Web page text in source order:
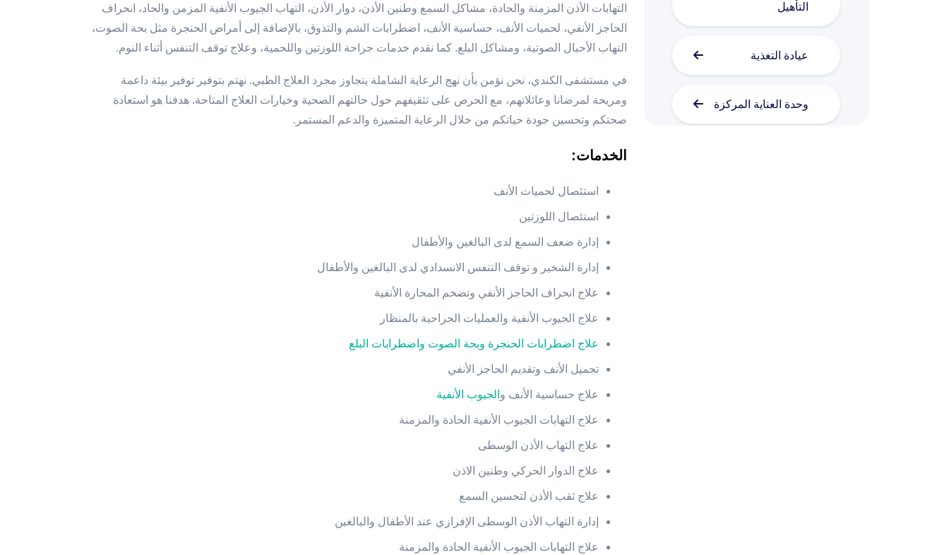
التأهيل
عيادة التغذية
وحدة العناية المركزة
التهابات الأذن المزمنة والحادة، مشاكل السمع وطنين الأذن، دوار الأذن، التهاب الجيوب الأنفية المزمن والحاد، انحراف
الحاجز الأنفي، لحميات الأنف، حساسية الأنف، اضطرابات الشم والتذوق، بالإضافة إلى أمراض الحنجرة مثل بحة الصوت،
التهاب الأحبال الصوتية، ومشاكل البلع. كما نقدم خدمات جراحة اللوزتين واللحمية، وعلاج توقف التنفس أثناء النوم.
في مستشفى الكندي، نحن نؤمن بأن نهج الرعاية الشاملة يتجاوز مجرد العلاج الطبي. نهتم بتوفير توفير بيئة داعمة
ومريحة لمرضانا وعائلاتهم، مع الحرص على تثقيفهم حول حالتهم الصحية وخيارات العلاج المتاحة. هدفنا هو استعادة
صحتكم وتحسين جودة حياتكم من خلال الرعاية المتميزة والدعم المستمر.
الخدمات:
استئصال لحميات الأنف
استئصال اللوزتين
إدارة ضعف السمع لدى البالغين والأطفال
إدارة الشخير و توقف التنفس الانسدادي لدى البالغين والأطفال
علاج انحراف الحاجز الأنفي وتضخم المحارة الأنفية
علاج الجيوب الأنفية والعمليات الجراحية بالمنظار
علاج اضطرابات الحنجرة وبحة الصوت واضطرابات البلع
تجميل الأنف وتقديم الحاجز الأنفي
علاج حساسية الأنف و الجيوب الأنفية
علاج التهابات الجيوب الأنفية الحادة والمزمنة
علاج التهاب الأذن الوسطى
علاج الدوار الحركي وطنين الاذن
علاج ثقب الأذن لتحسين السمع
إدارة التهاب الأذن الوسطى الإفرازي عند الأطفال والبالغين
علاج التهابات الجيوب الأنفية الحادة والمزمنة